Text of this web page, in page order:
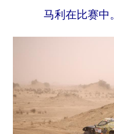
马利在比赛中。